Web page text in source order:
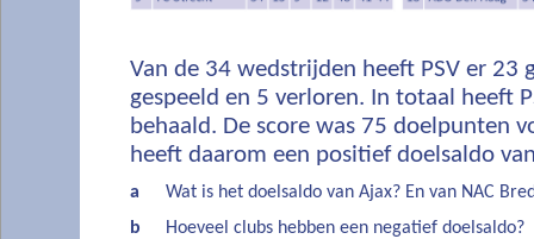
Van de 34 wedstrijden heeft PSV er 23
gespeeld en 5 verloren. In totaal heeft
behaald. De score was 75 doelpunten
heeft daarom een positief doelsaldo
a
Wat is het doelsaldo van Ajax? En van NAC
b
Hoeveel clubs hebben een negatief doelsaldo?